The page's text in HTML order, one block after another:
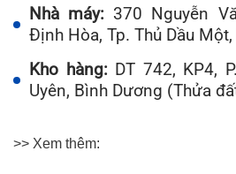
Nhà máy: 370 Nguyễn
Định Hòa, Tp. Thủ Dầu
Kho hàng:DT 742, KP4,
Uyên, Bình Dương (Thửa
>> Xem thêm: